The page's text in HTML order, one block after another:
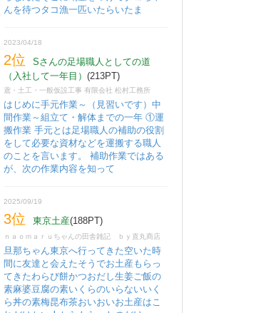
んを待つタコ漁一匹いたらいたま
2023/04/18
2位
Sさんの足場職人としての道
（入社して一年目） (213PT)
鳶・土工・一般仮設工事 有限会社 松村工務所
はじめに手元作業～（見習いです）中
間作業～組立て・解体までの一年 ①運
搬作業 手元とは足場職人の補助の役割
をして必要な資材などを運搬する職人
のことを言います。 補助作業ではある
が、次の作業内容を知って
2025/09/19
3位 東京土産(188PT)
ｎａｏｍａｒｕちゃんの田舎雑記 ｂｙ直丸商店
旦那ちゃん東京へ行ってきた空いた時
間に友達と会えたそうでお土産もらっ
てきたわらび餅かつおだし生姜ご飯の
素麻婆豆腐の素いくらのいらないいく
ら丼の素梅昆布茶おいおいお土産はこ